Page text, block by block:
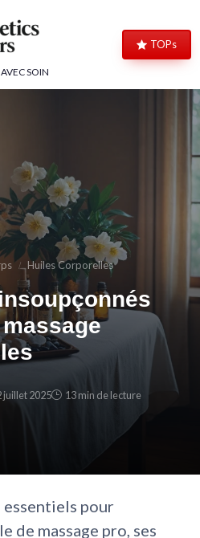
SOIN
TOPs
Huiles Corporelles
juillet 2025 13 min de lecture
pour
de massage pro, ses